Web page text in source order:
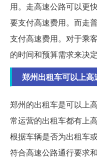
用。走高速公路可以更
要支付高速费用。而走
支付高速费用。对于乘
的时间和预算需求来决定
郑州出租车可以上高
郑州的出租车是可以上
常运营的出租车都有上
根据车辆是否为出租车
符合高速公路通行要求